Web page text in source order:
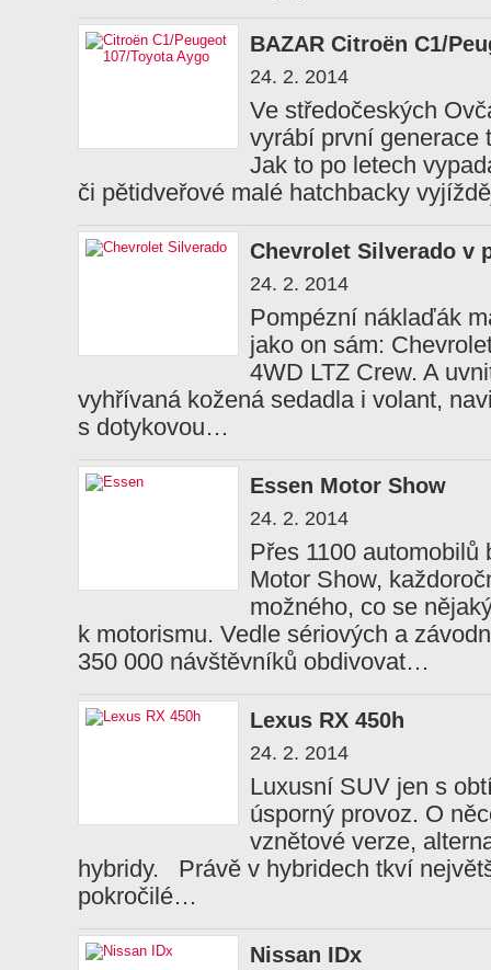
BAZAR Citroën C1/
24. 2. 2014
Ve středočeských
vyrábí první generace
Jak to po letech
či pětidveřové malé hatchbacky
Chevrolet Silverado v
24. 2. 2014
Pompézní náklaďák
jako on sám:
4WD LTZ Crew. A
vyhřívaná kožená sedadla i volant,
s dotykovou…
Essen Motor Show
24. 2. 2014
Přes 1100
Motor Show,
možného, co se
k motorismu. Vedle sériových a
350 000 návštěvníků obdivovat…
Lexus RX 450h
24. 2. 2014
Luxusní SUV jen s
úsporný provoz. O
vznětové verze,
hybridy. Právě v hybridech tkví
pokročilé…
Nissan IDx